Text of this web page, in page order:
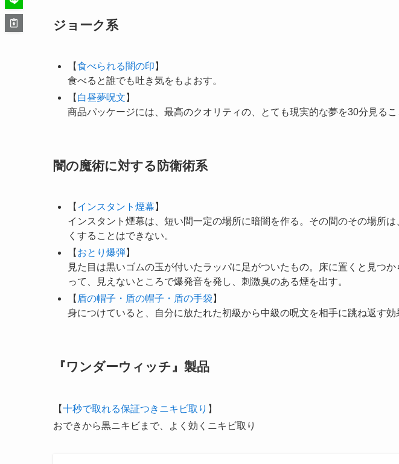
ジョーク系
【食べられる闇の印 】
食べると誰でも吐き気をもよおす。
【 白昼夢呪文 】
商品パッケージには、最高のクオリティの、とても現実的な夢を30分見るこ
闇の魔術に対する防衛術系
【 インスタント煙幕 】
インスタント煙幕は、短い間一定の場所に暗闇を作る。その間のその場所
くすることはできない。
【 おとり爆弾】
見た目は黒いゴムの玉が付いたラッパに足がついたもの。床に置くと見つ
って、見えないところで爆発音を発し、刺激臭のある煙を出す。
【 盾の帽子・盾の帽子・盾の手袋 】
身につけていると、自分に放たれた初級から中級の呪文を相手に跳ね返す効
『ワンダーウィッチ』製品
【十秒で取れる保証つきニキビ取り 】
おできから黒ニキビまで、よく効くニキビ取り